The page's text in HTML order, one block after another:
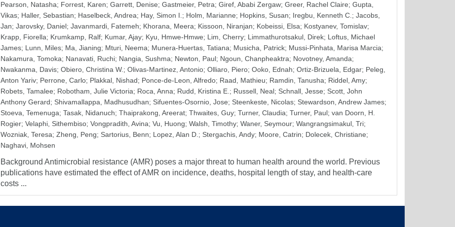
Pearson, Natasha; Forrest, Karen; Garrett, Denise; Gastmeier, Petra; Giref, Ababi Zergaw; Greer, Rachel Claire; Gupta,
Vikas; Haller, Sebastian; Haselbeck, Andrea; Hay, Simon I. ; Holm, Marianne; Hopkins, Susan; Iregbu, Kenneth C. ; Jacobs,
Jan; Jarovsky, Daniel; Javanmardi, Fatemeh; Khorana, Meera; Kissoon, Niranjan; Kobeissi, Elsa; Kostyanev, Tomislav;
Krapp, Fiorella; Krumkamp, Ralf; Kumar, Ajay; Kyu, Hmwe-Hmwe; Lim, Cherry; Limmathurotsakul, Direk; Loftus, Michael
James; Lunn, Miles; Ma, Jianing; Mturi, Neema; Munera-Huertas, Tatiana; Musicha, Patrick; Mussi-Pinhata, Marisa Marcia;
Nakamura, Tomoka; Nanavati, Ruchi; Nangia, Sushma; Newton, Paul; Ngoun, Chanpheaktra; Novotney, Amanda;
Nwakanma, Davis; Obiero, Christina W. ; Olivas-Martinez, Antonio; Olliaro, Piero; Ooko, Ednah; Ortiz-Brizuela, Edgar; Peleg,
Anton Yariv; Perrone, Carlo; Plakkal, Nishad; Ponce-de-Leon, Alfredo; Raad, Mathieu; Ramdin, Tanusha; Riddel, Amy;
Robets, Tamalee; Robotham, Julie Victoria; Roca, Anna; Rudd, Kristina E. ; Russell, Neal; Schnall, Jesse; Scott, John
Anthony Gerard; Shivamallappa, Madhusudhan; Sifuentes-Osornio, Jose; Steenkeste, Nicolas; Stewardson, Andrew James;
Stoeva, Temenuga; Tasak, Nidanuch; Thaiprakong, Areerat; Thwaites, Guy; Turner, Claudia; Turner, Paul; van Doorn, H.
Rogier; Velaphi, Sithembiso; Vongpradith, Avina; Vu, Huong; Walsh, Timothy; Waner, Seymour; Wangrangsimakul, Tri;
Wozniak, Teresa; Zheng, Peng; Sartorius, Benn; Lopez, Alan D. ; Stergachis, Andy; Moore, Catrin; Dolecek, Christiane;
Naghavi, Mohsen
Background Antimicrobial resistance (AMR) poses a major threat to human health around the world. Previous
publications have estimated the effect of AMR on incidence, deaths, hospital length of stay, and health-care
costs ...